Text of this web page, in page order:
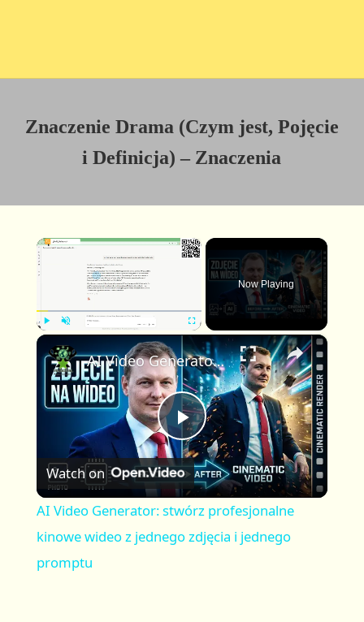
Znaczenie Drama (Czym jest, Pojęcie
i Definicja) – Znaczenia
×
l n
m
u
u
l
l
s
c
r
n
Now Playing
×
P
l
a
AI Video Generator: stwórz profesjonalne kinowe wideo z jednego zdjęcia i jednego promptu
Watch on
AI Video Generator: stwórz profesjonalne
kinowe wideo z jednego zdjęcia i jednego
promptu